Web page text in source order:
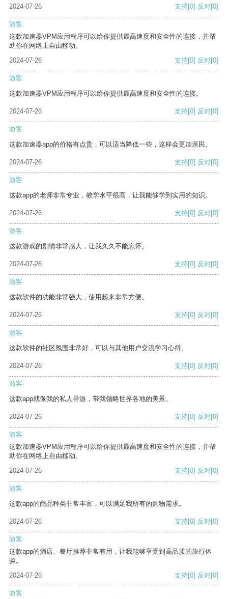
2024-07-26 支持[0] 反对[0]
游客
这款加速器VPM应用程序可以给你提供最高速度和安全性的连接，并帮
助你在网络上自由移动。
2024-07-26
支持[0] 反对[0]
游客
这款加速器VPM应用程序可以给你提供最高速度和安全性的连接。
2024-07-26 支持[0] 反对[0]
游客
这款加速器app的价格有点贵，可以适当降低一些，这样会更加亲民。
2024-07-26 支持[0] 反对[0]
游客
这款app的老师非常专业，教学水平很高，让我能够学到实用的知识。
2024-07-26 支持[0] 反对[0]
游客
这款游戏的剧情非常感人，让我久久不能忘怀。
2024-07-26 支持[0] 反对[0]
游客
这款软件的功能非常强大，使用起来非常方便。
2024-07-26 支持[0] 反对[0]
游客
这款软件的社区氛围非常好，可以与其他用户交流学习心得。
2024-07-26 支持[0] 反对[0]
游客
这款app就像我的私人导游，带我领略世界各地的美景。
2024-07-26 支持[0] 反对[0]
游客
这款加速器VPM应用程序可以给你提供最高速度和安全性的连接，并帮
助你在网络上自由移动。
2024-07-26
支持[0] 反对[0]
游客
这款app的商品种类非常丰富，可以满足我所有的购物需求。
2024-07-26 支持[0] 反对[0]
游客
这款app的酒店、餐厅推荐非常有用，让我能够享受到高品质的旅行体
验。
2024-07-26
支持[0] 反对[0]
游客